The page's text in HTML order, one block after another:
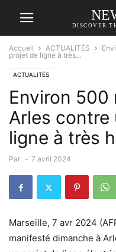
DISCOVER
Accueil ACTUALITÉS
projet de ligne à très...
ACTUALITÉS
Environ 500
Arles contre
ligne à très
Par - 7 avril 2024
Marseille, 7 avr 2024
manifesté dimanche à